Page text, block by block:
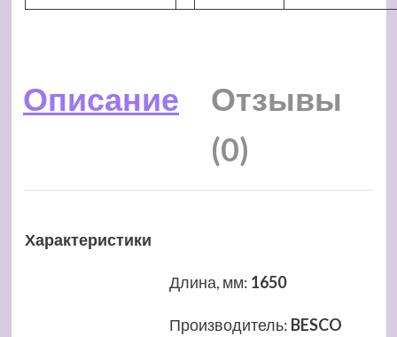
Описание
Отзывы
(0)
Характеристики
Длина, мм: 1650
Производитель: BESCO